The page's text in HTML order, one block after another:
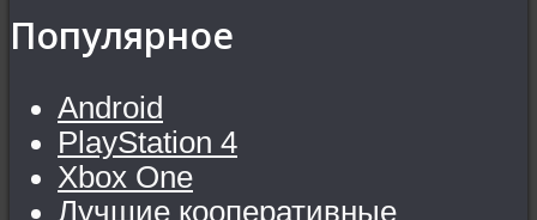
Популярное
Android
PlayStation 4
Xbox One
Лучшие кооперативные